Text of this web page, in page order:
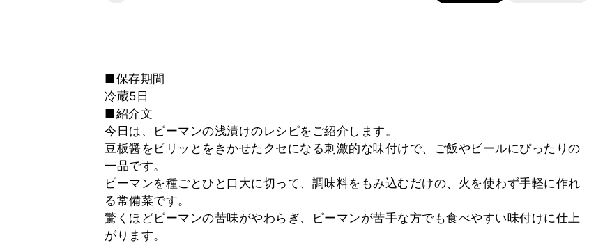
■保存期間
冷蔵5日
■紹介文
今日は、ピーマンの浅漬けのレシピをご紹介します。
豆板醤をピリッとをきかせたクセになる刺激的な味付けで、ご飯やビールにぴったりの
一品です。
ピーマンを種ごとひと口大に切って、調味料をもみ込むだけの、火を使わず手軽に作れ
る常備菜です。
驚くほどピーマンの苦味がやわらぎ、ピーマンが苦手な方でも食べやすい味付けに仕上
がります。